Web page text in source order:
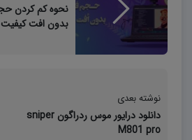
بدون افت کیفیت
نوشته بعدی
دانلود درایور موس ردراگون sniper
M801 pro